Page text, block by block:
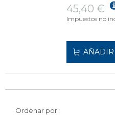
45,40 €
Impuestos no
AÑADIR
Ordenar por: